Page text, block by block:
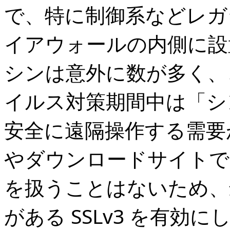
で、特に制御系などレ
イアウォールの内側に
シンは意外に数が多く
イルス対策期間中は「
安全に遠隔操作する需
やダウンロードサイト
を扱うことはないため
がある SSLv3 を有効に